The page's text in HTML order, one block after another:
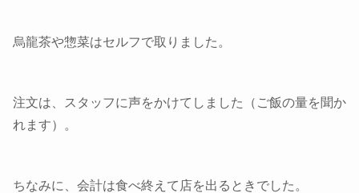
烏龍茶や惣菜はセルフで取りました。
注文は、スタッフに声をかけてしました（ご飯の量を聞か
れます）。
ちなみに、会計は食べ終えて店を出るときでした。